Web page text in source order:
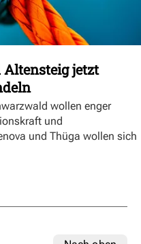
jetzt
wollen enger
und
und Thüga wollen sich